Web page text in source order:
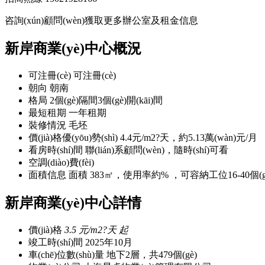
咨詢(xún)顧問(wèn)獲取更多辦公室及租金信息
新岸商業(yè)中心概況
可注冊(cè) 可注冊(cè)
朝向 朝南
格局 2個(gè)隔間3個(gè)開(kāi)間
最短租期 一年租期
裝修情況 毛坯
價(jià)格優(yōu)勢(shì) 4.4元/m2?天，約5.13萬(wàn)元/月
看房時(shí)間 聯(lián)系顧問(wèn)，隨時(shí)可看
空調(diào)費(fèi)
面積信息 面積 383㎡，使用率約% ，可容納工位16-40個
新岸商業(yè)中心詳情
價(jià)格 3.5 元/m2?天 起
竣工時(shí)間 2025年10月
車(chē)位數(shù)量 地下2層，共479個(gè)